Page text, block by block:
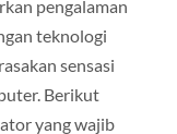
pengalaman
teknologi
sensasi
Berikut
yang wajib